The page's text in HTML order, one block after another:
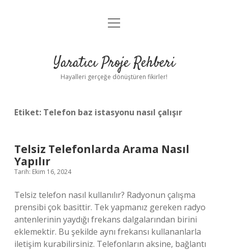
Anasayfa
Yasal Uyarı
menüyü
Yaratıcı Proje Rehberi
Hayalleri gerçeğe dönüştüren fikirler!
Etiket: Telefon baz istasyonu nasıl çalışır
Telsiz Telefonlarda Arama Nasıl
Yapılır
Tarih: Ekim 16, 2024
Telsiz telefon nasıl kullanılır? Radyonun çalışma
prensibi çok basittir. Tek yapmanız gereken radyo
antenlerinin yaydığı frekans dalgalarından birini
eklemektir. Bu şekilde aynı frekansı kullananlarla
iletişim kurabilirsiniz. Telefonların aksine, bağlantı